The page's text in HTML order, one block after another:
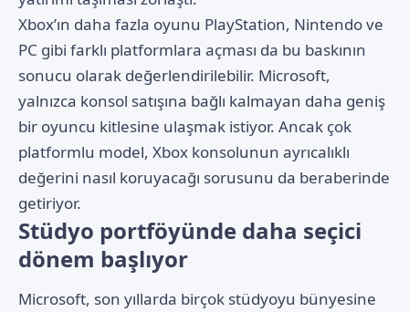
Xbox’ın daha fazla oyunu PlayStation, Nintendo ve
PC gibi farklı platformlara açması da bu baskının
sonucu olarak değerlendirilebilir. Microsoft,
yalnızca konsol satışına bağlı kalmayan daha geniş
bir oyuncu kitlesine ulaşmak istiyor. Ancak çok
platformlu model, Xbox konsolunun ayrıcalıklı
değerini nasıl koruyacağı sorusunu da beraberinde
getiriyor.
Stüdyo portföyünde daha seçici
dönem başlıyor
Microsoft, son yıllarda birçok stüdyoyu bünyesine